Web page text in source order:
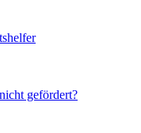
gefördert?